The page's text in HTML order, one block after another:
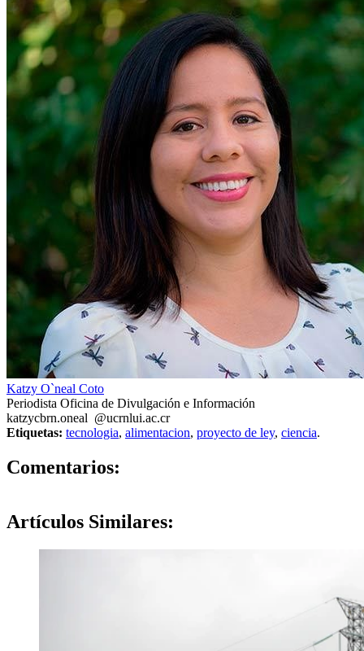
Katzy O`neal Coto
Periodista Oficina de Divulgación e Información
katzycbrn.oneal @ucrnlui.ac.cr
Etiquetas: tecnologia, alimentacion, proyecto de ley, ciencia.
Comentarios:
Artículos Similares: